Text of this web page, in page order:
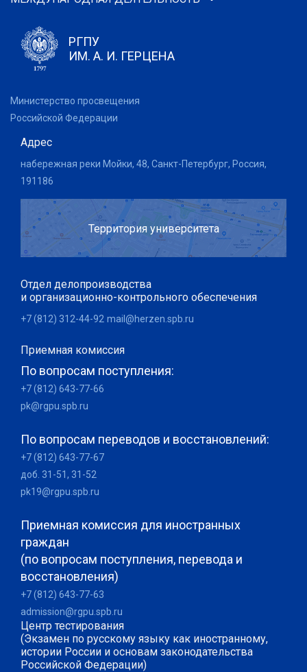
РГПУ
ИМ. А. И. ГЕРЦЕНА
Министерство просвещения
Российской Федерации
Адрес
набережная реки Мойки, 48, Санкт-Петербург, Россия,
191186
Территория университета
Отдел делопроизводства
и организационно-контрольного обеспечения
+7 (812) 312-44-92 mail@herzen.spb.ru
Приемная комиссия
По вопросам поступления:
+7 (812) 643-77-66
pk@rgpu.spb.ru
По вопросам переводов и восстановлений:
+7 (812) 643-77-67
доб. 31-51, 31-52
pk19@rgpu.spb.ru
Приемная комиссия для иностранных
граждан
(по вопросам поступления, перевода и
восстановления)
+7 (812) 643-77-63
admission@rgpu.spb.ru
Центр тестирования
(Экзамен по русскому языку как иностранному,
истории России и основам законодательства
Российской Федерации)